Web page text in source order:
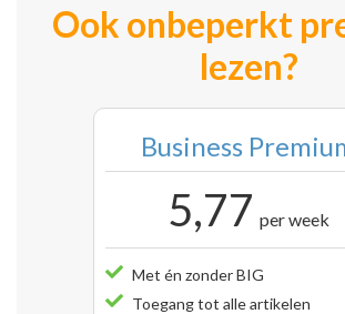
Ook onbeperkt
lezen?
Business
5,77 per week
Met én zonder BIG
Toegang tot alle artikelen